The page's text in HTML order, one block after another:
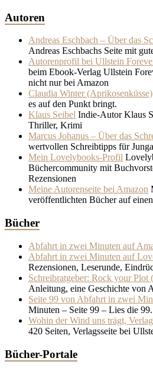
Autoren
Andreas Eschbach – Über das
Andreas Eschbachs Seite mit
Autorenprofil bei Ullstein
beim Ebook-Verlag Ullstein
nicht nur bei Amazon
Claudia Winter (Aprikosenküsse)
es auf den Punkt bringt.
Klaus Seibel Indie-Autor Klaus
Thriller, Krimi
Marcus Johanus – Über das
wertvollen Schreibtipps für
Mein Lovelybooks-Profil
Büchercommunity mit
Rezensionen
Meine Autorenseite bei Amazon
veröffentlichten Bücher auf
Bücher
Abfahrt in zwei Minuten auf
Abfahrt in zwei Minuten auf
Rezensionen, Leserunde,
Schreibratgeber: Rock your Plot
Anleitung, eine Geschichte von
Seite 99 von Abfahrt in zwei
Minuten – Seite 99 – Lies die
Wohin der Wind uns trägt,
420 Seiten, Verlagsseite bei
Bücher-Portale